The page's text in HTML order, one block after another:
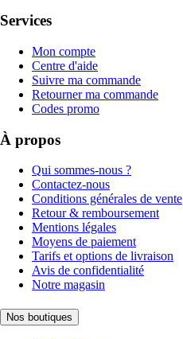
Services
Mon compte
Centre d'aide
Suivre ma commande
Retourner ma commande
Codes promo
À propos
Qui sommes-nous ?
Contactez-nous
Conditions générales de vente
Retour & remboursement
Mentions légales
Moyens de paiement
Tarifs et options de livraison
Avis de confidentialité
Notre magasin
Nos boutiques